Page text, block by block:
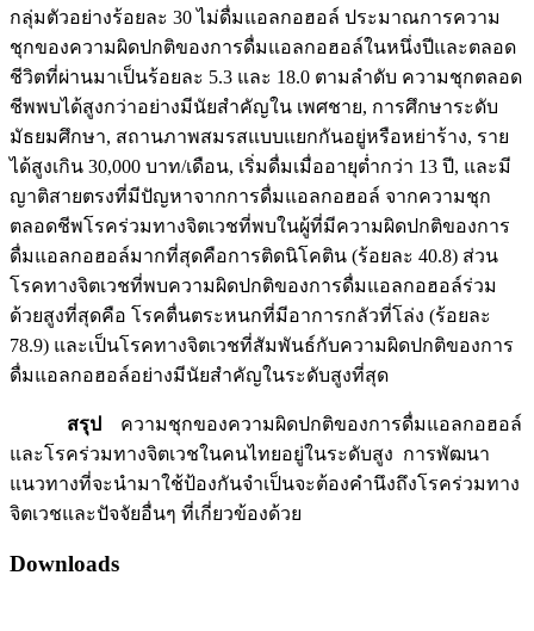
กลุ่มตัวอย่างร้อยละ 30 ไม่ดื่มแอลกอฮอล์ ประมาณการความ
ชุกของความผิดปกติของการดื่มแอลกอฮอล์ในหนึ่งปีและตลอด
ชีวิตที่ผ่านมาเป็นร้อยละ 5.3 และ 18.0 ตามลำดับ ความชุกตลอด
ชีพพบได้สูงกว่าอย่างมีนัยสำคัญใน เพศชาย, การศึกษาระดับ
มัธยมศึกษา, สถานภาพสมรสแบบแยกกันอยู่หรือหย่าร้าง, ราย
ได้สูงเกิน 30,000 บาท/เดือน, เริ่มดื่มเมื่ออายุต่ำกว่า 13 ปี, และมี
ญาติสายตรงที่มีปัญหาจากการดื่มแอลกอฮอล์ จากความชุก
ตลอดชีพโรคร่วมทางจิตเวชที่พบในผู้ที่มีความผิดปกติของการ
ดื่มแอลกอฮอล์มากที่สุดคือการติดนิโคติน (ร้อยละ 40.8) ส่วน
โรคทางจิตเวชที่พบความผิดปกติของการดื่มแอลกอฮอล์ร่วม
ด้วยสูงที่สุดคือ โรคตื่นตระหนกที่มีอาการกลัวที่โล่ง (ร้อยละ
78.9) และเป็นโรคทางจิตเวชที่สัมพันธ์กับความผิดปกติของการ
ดื่มแอลกอฮอล์อย่างมีนัยสำคัญในระดับสูงที่สุด
สรุป ความชุกของความผิดปกติของการดื่มแอลกอฮอล์
และโรคร่วมทางจิตเวชในคนไทยอยู่ในระดับสูง การพัฒนา
แนวทางที่จะนำมาใช้ป้องกันจำเป็นจะต้องคำนึงถึงโรคร่วมทาง
จิตเวชและปัจจัยอื่นๆ ที่เกี่ยวข้องด้วย
Downloads